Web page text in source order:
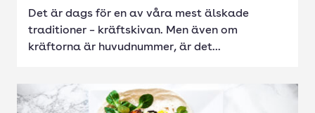
Det är dags för en av våra mest älskade
traditioner – kräftskivan. Men även om
kräftorna är huvudnummer, är det...